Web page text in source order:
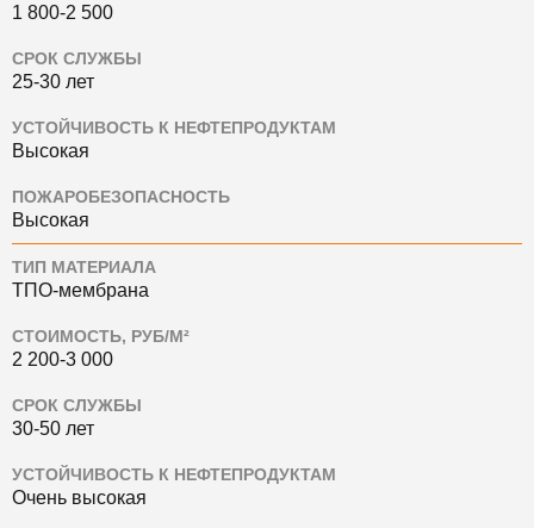
1 800-2 500
СРОК СЛУЖБЫ
25-30 лет
УСТОЙЧИВОСТЬ К НЕФТЕПРОДУКТАМ
Высокая
ПОЖАРОБЕЗОПАСНОСТЬ
Высокая
ТИП МАТЕРИАЛА
ТПО-мембрана
СТОИМОСТЬ, РУБ/М²
2 200-3 000
СРОК СЛУЖБЫ
30-50 лет
УСТОЙЧИВОСТЬ К НЕФТЕПРОДУКТАМ
Очень высокая